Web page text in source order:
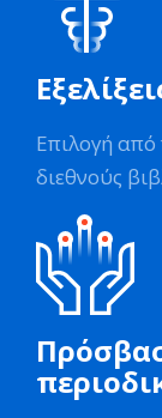
Επιλογή από
διεθνούς